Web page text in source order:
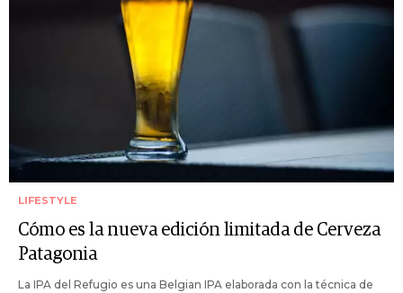
LIFESTYLE
Cómo es la nueva edición limitada de Cerveza
Patagonia
La IPA del Refugio es una Belgian IPA elaborada con la técnica de